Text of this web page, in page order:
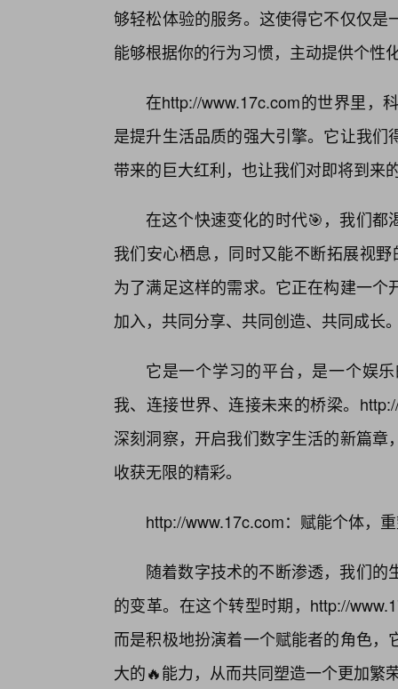
够轻松体验的服务。这使得它不仅仅
能够根据你的行为习惯，主动提供个性
在http://www.17c.com的世界里，
是提升生活品质的强大引擎。它让我
带来的巨大红利，也让我们对即将到来
在这个快速变化的时代🎯，我们都
我们安心栖息，同时又能不断拓展视
为了满足这样的需求。它正在构建一
加入，共同分享、共同创造、共同成长
它是一个学习的平台，是一个娱
我、连接世界、连接未来的桥梁。
深刻洞察，开启我们数字生活的新篇
收获无限的精彩。
http://www.17c.com：赋能个体，
随着数字技术的不断渗透，我们
的变革。在这个转型时期，http://
而是积极地扮演着一个赋能者的角色
大的🔥能力，从而共同塑造一个更加繁